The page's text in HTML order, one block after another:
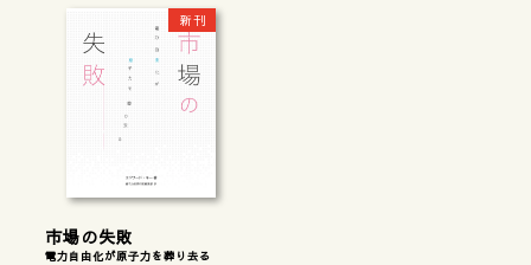
新刊
市場の失敗
電力自由化が原子力を葬り去る